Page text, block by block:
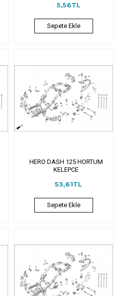
5,56TL
Sepete Ekle
HERO DASH 125 HORTUM
KELEPCE
53,61TL
Sepete Ekle